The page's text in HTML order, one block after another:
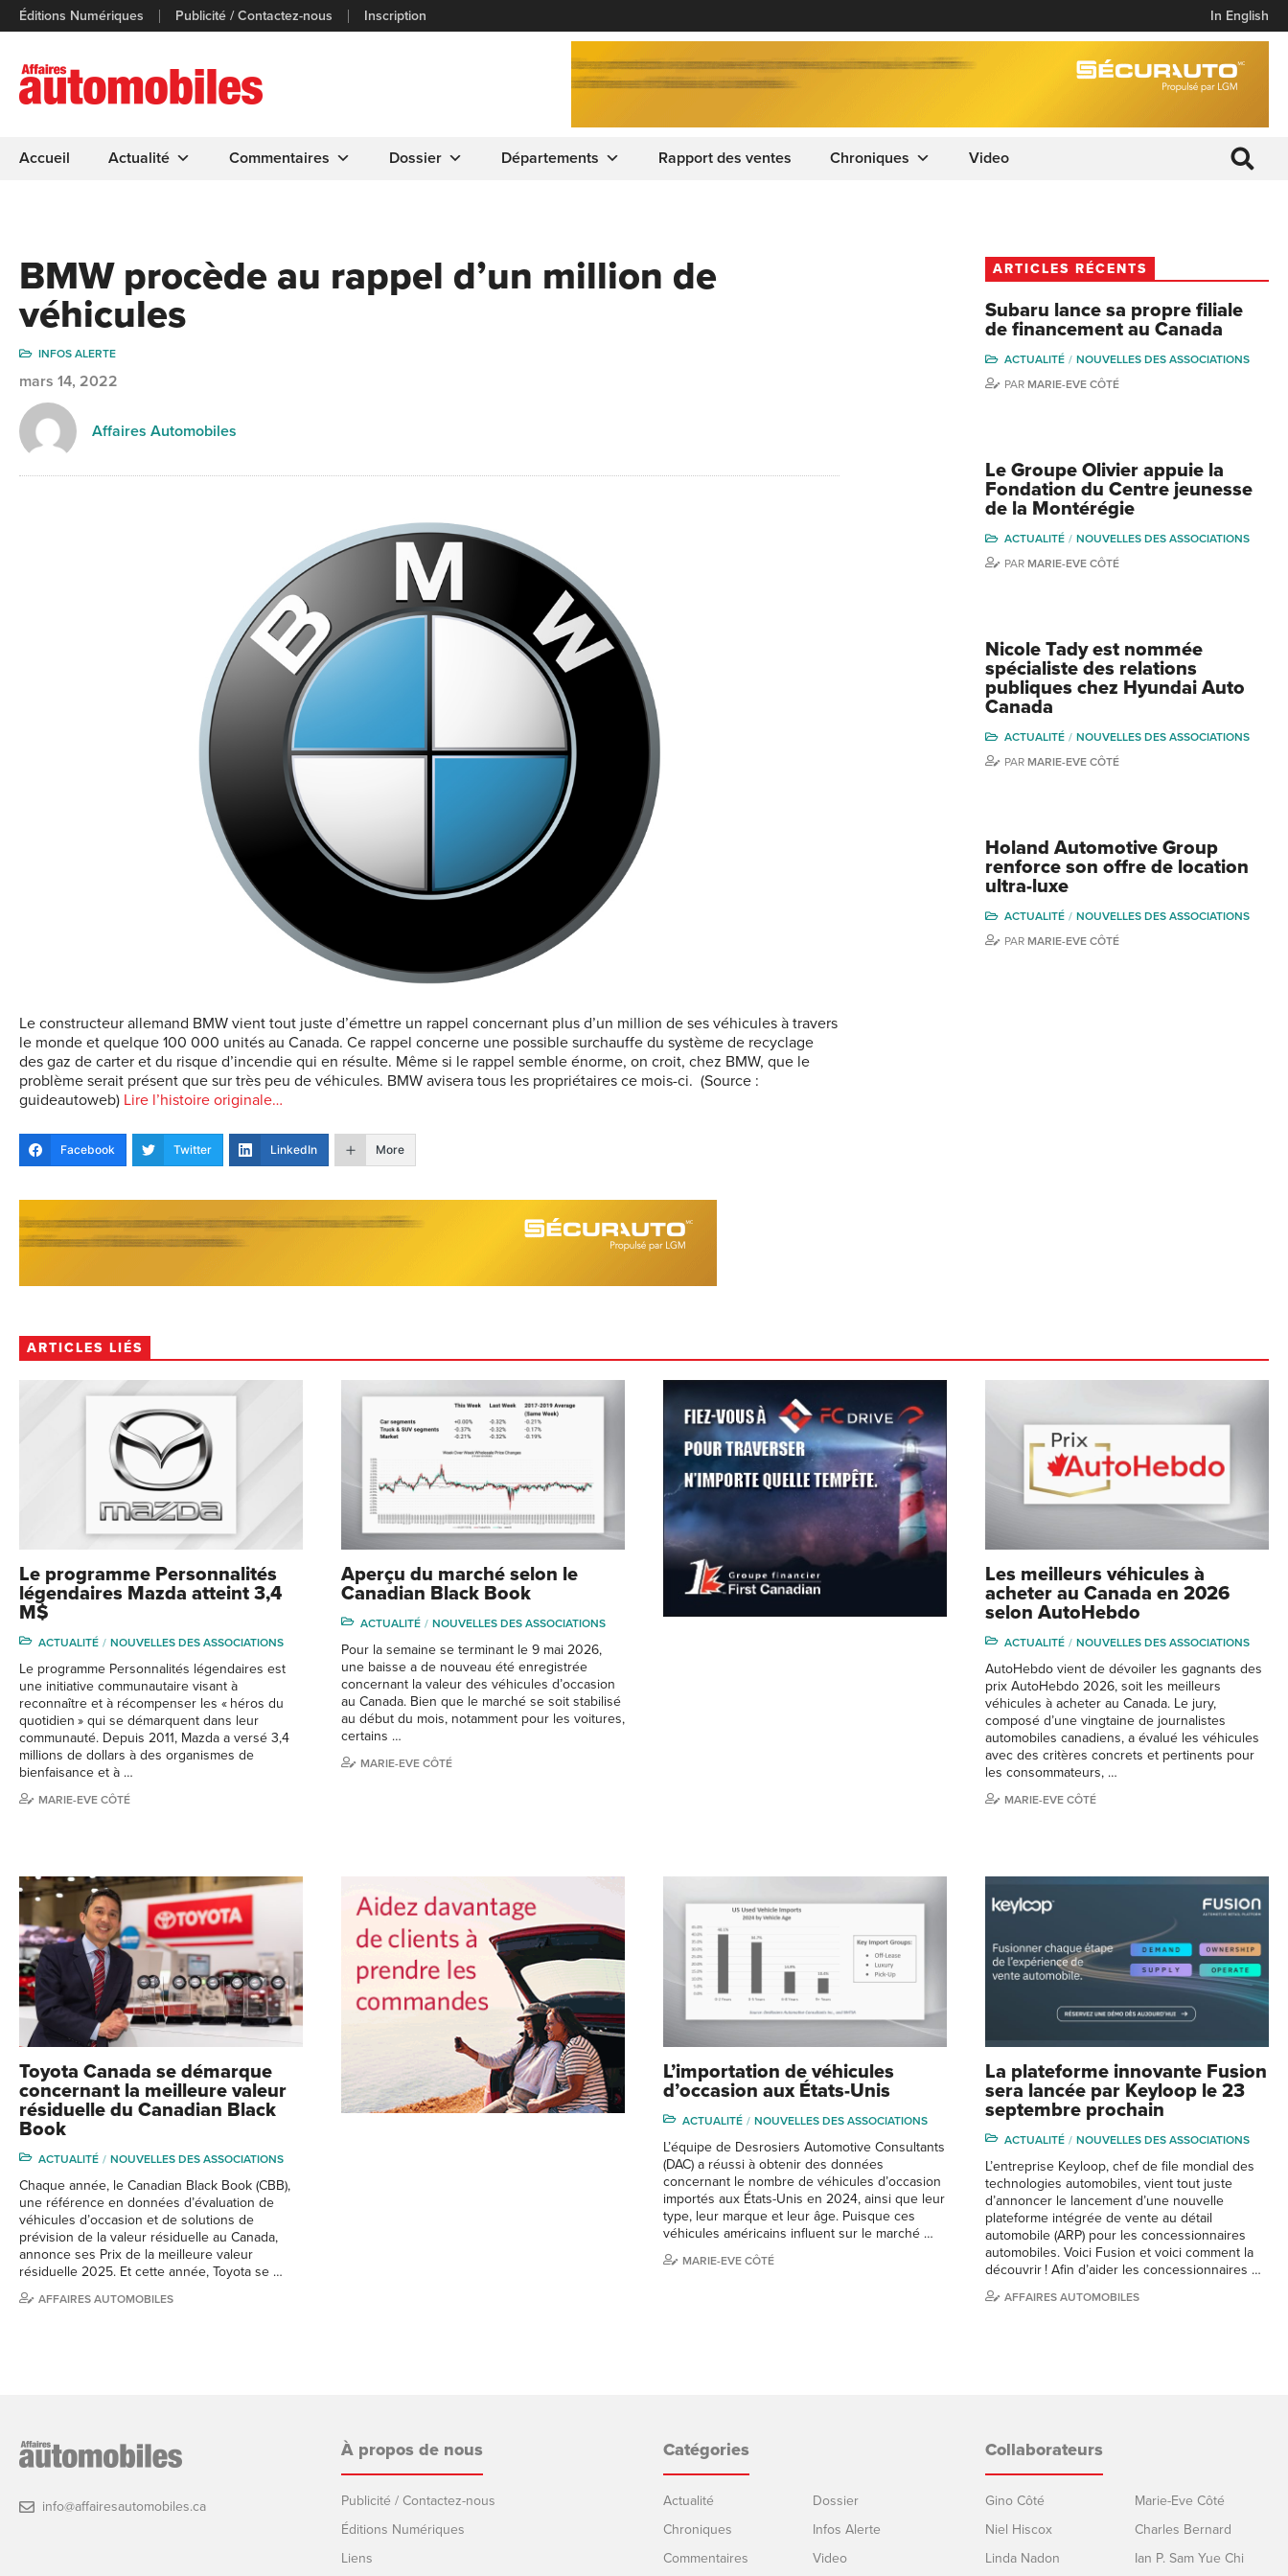
Éditions Numériques Publicité / Contactez-nous Inscription In English
Accueil Actualité Commentaires Dossier Départements Rapport des ventes Chroniques Video
BMW procède au rappel d’un million de
véhicules
INFOS ALERTE
mars 14, 2022
Affaires Automobiles
Le constructeur allemand BMW vient tout juste d’émettre un rappel concernant plus d’un million de ses véhicules à travers
le monde et quelque 100 000 unités au Canada. Ce rappel concerne une possible surchauffe du système de recyclage
des gaz de carter et du risque d’incendie qui en résulte. Même si le rappel semble énorme, on croit, chez BMW, que le
problème serait présent que sur très peu de véhicules. BMW avisera tous les propriétaires ce mois-ci. (Source :
guideautoweb) Lire l’histoire originale…
Facebook Twitter LinkedIn More
ARTICLES RÉCENTS
Subaru lance sa propre filiale
de financement au Canada
ACTUALITÉ
NOUVELLES DES ASSOCIATIONS
PAR MARIE-EVE CÔTÉ
Le Groupe Olivier appuie la
Fondation du Centre jeunesse
de la Montérégie
ACTUALITÉ
NOUVELLES DES ASSOCIATIONS
PAR MARIE-EVE CÔTÉ
Nicole Tady est nommée
spécialiste des relations
publiques chez Hyundai Auto
Canada
ACTUALITÉ
NOUVELLES DES ASSOCIATIONS
PAR MARIE-EVE CÔTÉ
Holand Automotive Group
renforce son offre de location
ultra-luxe
ACTUALITÉ
NOUVELLES DES ASSOCIATIONS
PAR MARIE-EVE CÔTÉ
ARTICLES LIÉS
Le programme Personnalités
légendaires Mazda atteint 3,4
M$
ACTUALITÉ NOUVELLES DES ASSOCIATIONS
Le programme Personnalités légendaires est
une initiative communautaire visant à
reconnaître et à récompenser les « héros du
quotidien » qui se démarquent dans leur
communauté. Depuis 2011, Mazda a versé 3,4
millions de dollars à des organismes de
bienfaisance et à …
MARIE-EVE CÔTÉ
Aperçu du marché selon le
Canadian Black Book
ACTUALITÉ NOUVELLES DES ASSOCIATIONS
Pour la semaine se terminant le 9 mai 2026,
une baisse a de nouveau été enregistrée
concernant la valeur des véhicules d’occasion
au Canada. Bien que le marché se soit stabilisé
au début du mois, notamment pour les voitures,
certains …
MARIE-EVE CÔTÉ
Les meilleurs véhicules à
acheter au Canada en 2026
selon AutoHebdo
ACTUALITÉ NOUVELLES DES ASSOCIATIONS
AutoHebdo vient de dévoiler les gagnants des
prix AutoHebdo 2026, soit les meilleurs
véhicules à acheter au Canada. Le jury,
composé d’une vingtaine de journalistes
automobiles canadiens, a évalué les véhicules
avec des critères concrets et pertinents pour
les consommateurs, …
MARIE-EVE CÔTÉ
Toyota Canada se démarque
concernant la meilleure valeur
résiduelle du Canadian Black
Book
ACTUALITÉ NOUVELLES DES ASSOCIATIONS
Chaque année, le Canadian Black Book (CBB),
une référence en données d’évaluation de
véhicules d’occasion et de solutions de
prévision de la valeur résiduelle au Canada,
annonce ses Prix de la meilleure valeur
résiduelle 2025. Et cette année, Toyota se …
AFFAIRES AUTOMOBILES
L’importation de véhicules
d’occasion aux États-Unis
ACTUALITÉ NOUVELLES DES ASSOCIATIONS
L’équipe de Desrosiers Automotive Consultants
(DAC) a réussi à obtenir des données
concernant le nombre de véhicules d’occasion
importés aux États-Unis en 2024, ainsi que leur
type, leur marque et leur âge. Puisque ces
véhicules américains influent sur le marché …
MARIE-EVE CÔTÉ
La plateforme innovante Fusion
sera lancée par Keyloop le 23
septembre prochain
ACTUALITÉ NOUVELLES DES ASSOCIATIONS
L’entreprise Keyloop, chef de file mondial des
technologies automobiles, vient tout juste
d’annoncer le lancement d’une nouvelle
plateforme intégrée de vente au détail
automobile (ARP) pour les concessionnaires
automobiles. Voici Fusion et voici comment la
découvrir ! Afin d’aider les concessionnaires …
AFFAIRES AUTOMOBILES
info@affairesautomobiles.ca
À propos de nous
Publicité / Contactez-nous
Éditions Numériques
Liens
Catégories
Actualité
Chroniques
Commentaires
Dossier
Infos Alerte
Video
Collaborateurs
Gino Côté
Niel Hiscox
Linda Nadon
Marie-Eve Côté
Charles Bernard
Ian P. Sam Yue Chi